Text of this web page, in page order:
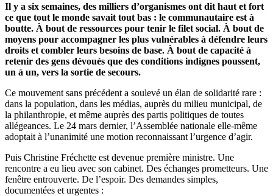
Il y a six semaines, des milliers d’organismes ont dit haut et fort
ce que tout le monde savait tout bas : le communautaire est à
boutte. À bout de ressources pour tenir le filet social. À bout de
moyens pour accompagner les plus vulnérables à défendre leurs
droits et combler leurs besoins de base. À bout de capacité à
retenir des gens dévoués que des conditions indignes poussent,
un à un, vers la sortie de secours.
Ce mouvement sans précédent a soulevé un élan de solidarité rare :
dans la population, dans les médias, auprès du milieu municipal, de
la philanthropie, et même auprès des partis politiques de toutes
allégeances. Le 24 mars dernier, l’Assemblée nationale elle-même
adoptait à l’unanimité une motion reconnaissant l’urgence d’agir.
Puis Christine Fréchette est devenue première ministre. Une
rencontre a eu lieu avec son cabinet. Des échanges prometteurs. Une
fenêtre entrouverte. De l’espoir. Des demandes simples,
documentées et urgentes :